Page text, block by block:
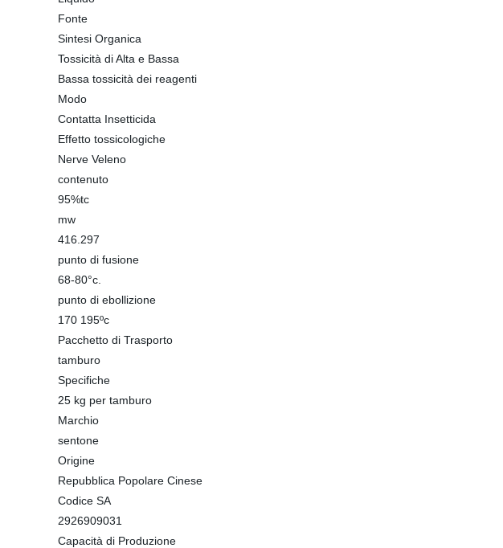
Fonte
Sintesi Organica
Tossicità di Alta e Bassa
Bassa tossicità dei reagenti
Modo
Contatta Insetticida
Effetto tossicologiche
Nerve Veleno
contenuto
95%tc
mw
416.297
punto di fusione
68-80°c.
punto di ebollizione
170 195ºc
Pacchetto di Trasporto
tamburo
Specifiche
25 kg per tamburo
Marchio
sentone
Origine
Repubblica Popolare Cinese
Codice SA
2926909031
Capacità di Produzione